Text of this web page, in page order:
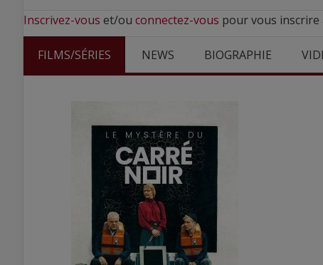
Inscrivez-vous et/ou connectez-vous pour vous
FILMS/SÉRIES NEWS BIOGRAPHIE